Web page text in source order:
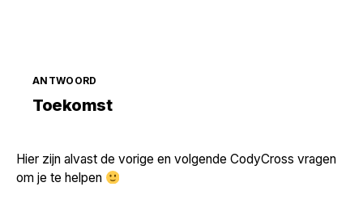
ANTWOORD
Toekomst
Hier zijn alvast de vorige en volgende CodyCross vragen
om je te helpen